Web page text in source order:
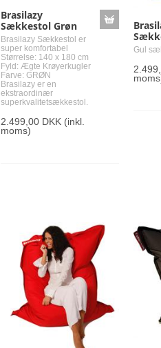
Brasilazy
Sækkestol Grøn
Brasilazy Sækkestol er
super komfortabel
Størrelse: 140 x 180 cm
Fyld: Ægte Krøyerkugler
Farve: GRØN
Brasilazy er en
ekstraordinær
superkvalitetsækkestol.
2.499,00 DKK (inkl.
moms)
Gul